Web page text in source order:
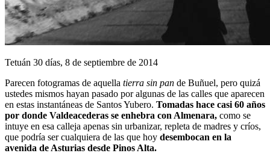
Tetuán 30 días, 8 de septiembre de 2014
Parecen fotogramas de aquella tierra sin pan de Buñuel, pero quizá
ustedes mismos hayan pasado por algunas de las calles que aparecen
en estas instantáneas de Santos Yubero. Tomadas hace casi 60 años
por donde Valdeacederas se enhebra con Almenara, como se
intuye en esa calleja apenas sin urbanizar, repleta de madres y críos,
que podría ser cualquiera de las que hoy desembocan en la
avenida de Asturias desde Pinos Alta.